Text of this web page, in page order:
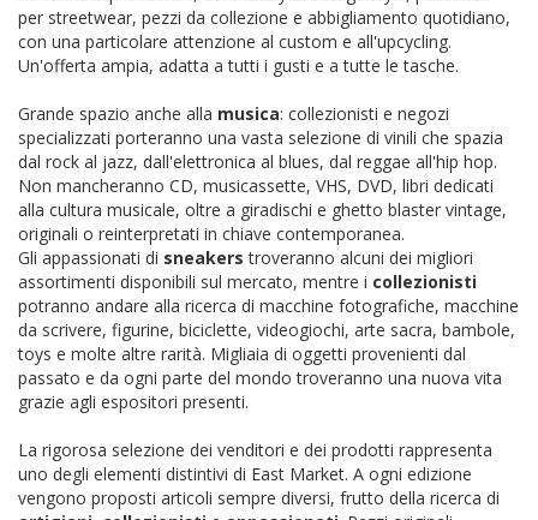
per streetwear, pezzi da collezione e abbigliamento quotidiano,
con una particolare attenzione al custom e all'upcycling.
Un'offerta ampia, adatta a tutti i gusti e a tutte le tasche.
Grande spazio anche alla musica: collezionisti e negozi
specializzati porteranno una vasta selezione di vinili che spazia
dal rock al jazz, dall'elettronica al blues, dal reggae all'hip hop.
Non mancheranno CD, musicassette, VHS, DVD, libri dedicati
alla cultura musicale, oltre a giradischi e ghetto blaster vintage,
originali o reinterpretati in chiave contemporanea.
Gli appassionati di sneakers troveranno alcuni dei migliori
assortimenti disponibili sul mercato, mentre i collezionisti
potranno andare alla ricerca di macchine fotografiche, macchine
da scrivere, figurine, biciclette, videogiochi, arte sacra, bambole,
toys e molte altre rarità. Migliaia di oggetti provenienti dal
passato e da ogni parte del mondo troveranno una nuova vita
grazie agli espositori presenti.
La rigorosa selezione dei venditori e dei prodotti rappresenta
uno degli elementi distintivi di East Market. A ogni edizione
vengono proposti articoli sempre diversi, frutto della ricerca di